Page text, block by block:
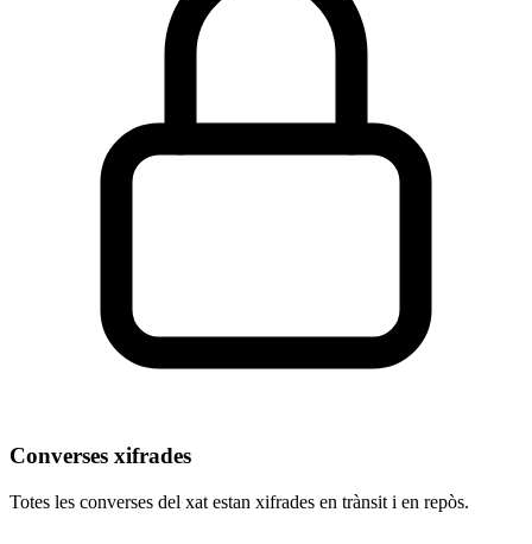
Converses xifrades
Totes les converses del xat estan xifrades en trànsit i en repòs.